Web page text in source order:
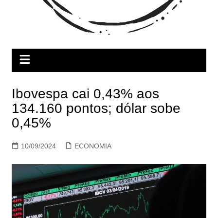
Ibovespa cai 0,43% aos
134.160 pontos; dólar sobe
0,45%
10/09/2024 ECONOMIA